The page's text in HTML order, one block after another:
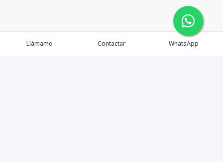
Llámame Contactar WhatsApp